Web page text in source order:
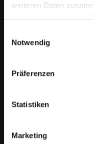
weiteren Daten
haben oder die sie im
Notwendig
Präferenzen
Statistiken
Marketing
Ein schlecht
Unabhängigkeit,